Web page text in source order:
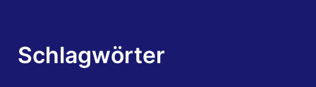
Schlagwörter